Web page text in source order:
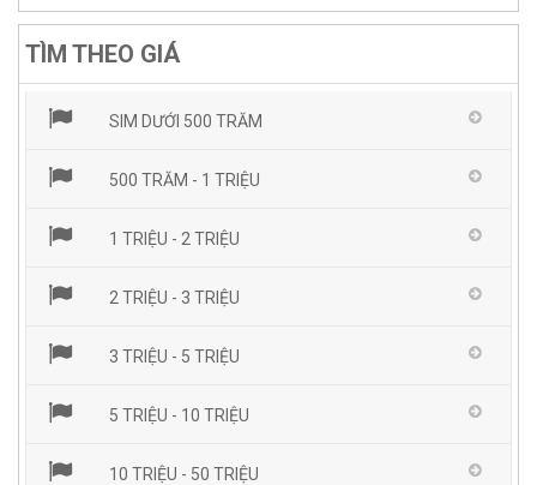
TÌM THEO GIÁ
SIM DƯỚI 500 TRĂM
500 TRĂM - 1 TRIỆU
1 TRIỆU - 2 TRIỆU
2 TRIỆU - 3 TRIỆU
3 TRIỆU - 5 TRIỆU
5 TRIỆU - 10 TRIỆU
10 TRIỆU - 50 TRIỆU